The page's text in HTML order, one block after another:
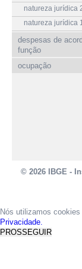
natureza jurídica
natureza jurídica
despesas de
função
ocupação
© 2026 IBGE -
Nós utilizamos
Privacidade.
PROSSEGUIR